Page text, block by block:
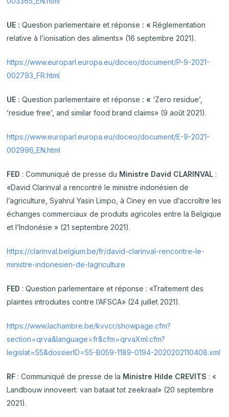
UE :Question parlementaire et réponse : «Réglementation
relative à l’ionisation des aliments» (16 septembre 2021).
https://www.europarl.europa.eu/doceo/document/P-9-2021-
002793_FR.html
UE :Question parlementaire et réponse : « ‘Zero residue’,
‘residue free’, and similar food brand claims» (9 août 2021).
https://www.europarl.europa.eu/doceo/document/E-9-2021-
002996_EN.html
FED : Communiqué de presse du Ministre David CLARINVAL :
«David Clarinval a rencontré le ministre indonésien de
l’agriculture, Syahrul Yasin Limpo, à Ciney en vue d’accroître les
échanges commerciaux de produits agricoles entre la Belgique
et l’Indonésie » (21 septembre 2021).
https://clarinval.belgium.be/fr/david-clarinval-rencontre-le-
ministre-indonesien-de-lagriculture
FED : Question parlementaire et réponse : «Traitement des
plaintes introduites contre l’AFSCA» (24 juillet 2021).
https://www.lachambre.be/kvvcr/showpage.cfm?
section=qrva&language=fr&cfm=qrvaXml.cfm?
legislat=55&dossierID=55-B059-1189-0194-2020202110408.xml
RF : Communiqué de presse de la Ministre Hilde CREVITS : «
Landbouw innoveert: van bataat tot zeekraal» (20 septembre
2021).